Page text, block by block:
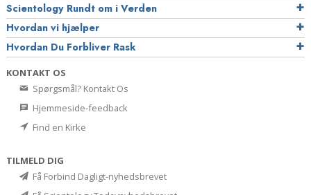
Scientology Rundt om i Verden
Hvordan vi hjælper
Hvordan Du Forbliver Rask
KONTAKT OS
Spørgsmål? Kontakt Os
Hjemmeside-feedback
Find en Kirke
TILMELD DIG
Få Forbind Dagligt-nyhedsbrevet